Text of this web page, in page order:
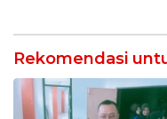
Rekomendasi